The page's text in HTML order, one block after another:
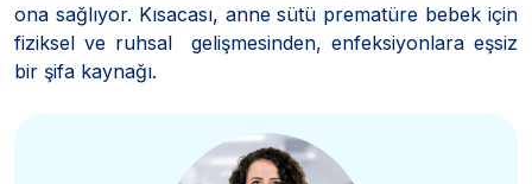
ona sağlıyor. Kısacası, anne sütü prematüre bebek için
fiziksel ve ruhsal gelişmesinden, enfeksiyonlara eşsiz
bir şifa kaynağı.